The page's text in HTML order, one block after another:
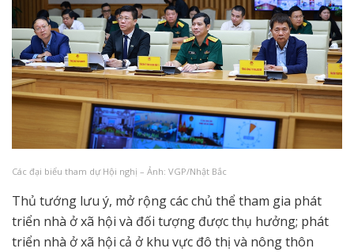
Các đại biểu tham dự Hội nghị – Ảnh: VGP/Nhật Bắc
Thủ tướng lưu ý, mở rộng các chủ thể tham gia phát
triển nhà ở xã hội và đối tượng được thụ hưởng; phát
triển nhà ở xã hội cả ở khu vực đô thị và nông thôn